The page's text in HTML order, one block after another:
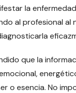
la
al profesional al
que la
o esencia. No